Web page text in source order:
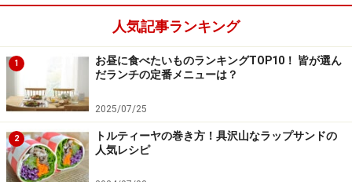
人気記事ランキング
1
お昼に食べたいものランキングTOP10！ 皆が選ん
だランチの定番メニューは？
2025/07/25
2
トルティーヤの巻き方！具沢山なラップサンドの
人気レシピ